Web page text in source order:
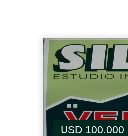
USD 100.000